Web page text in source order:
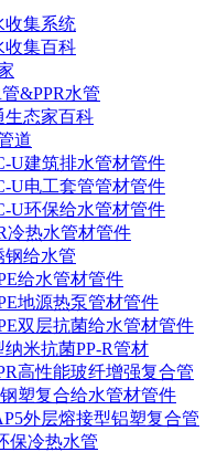
收集系统
收集百科
管&PPR水管
生态家百科
道
U建筑排水管材管件
U电工套管管材管件
U环保给水管材管件
冷热水管材管件
钢给水管
给水管材管件
地源热泵管材管件
双层抗菌给水管材管件
纳米抗菌PP-R管材
高性能玻纤增强复合管
钢塑复合给水管材管件
外层熔接型铝塑复合管
保冷热水管